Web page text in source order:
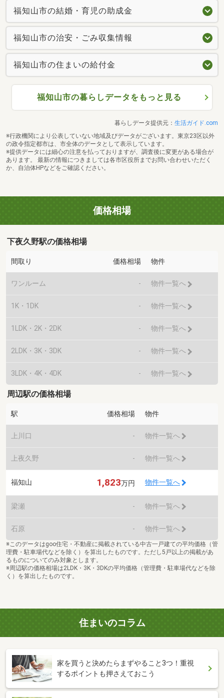
福知山市の結婚・育児の助成金
福知山市の治安・ごみ収集情報
福知山市の住まいの給付金
福知山市の暮らしデータをもっと見る
暮らしデータ提供元： 生活ガイド.com
※行政機関により公表していない地域及びデータがございます。東京23区以外
の政令指定都市は、市全体のデータとして表示しています。
※提供データには細心の注意を払っておりますが、調査後に変更がある場合が
あります。 最新の情報につきましては各市区役所までお問い合わせいただく
か、自治体HPなどをご確認ください。
価格相場
下夜久野駅の価格相場
間取り 価格相場 物件
ワンルーム - 物件一覧へ
1K・1DK - 物件一覧へ
1LDK・2K・2DK - 物件一覧へ
2LDK・3K・3DK - 物件一覧へ
3LDK・4K・4DK - 物件一覧へ
周辺駅の価格相場
駅 価格相場 物件
上川口 - 物件一覧へ
上夜久野 - 物件一覧へ
福知山 1,823万円 物件一覧へ
梁瀬 - 物件一覧へ
石原 - 物件一覧へ
※このデータはgoo住宅・不動産に掲載されている中古一戸建ての平均価格（管
理費・駐車場代などを除く）を算出したものです。ただし5戸以上の掲載があ
るものについてのみ対象とします。
※周辺駅の価格相場は2LDK・3K・3DKの平均価格（管理費・駐車場代などを除
く）を算出したものです。
住まいのコラム
家を買うと決めたらまずやること3つ！重視
するポイントも押さえておこう